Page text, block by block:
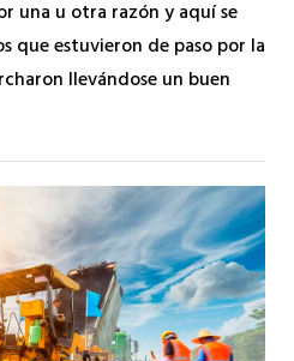
una u otra razón y aquí se
que estuvieron de paso por la
llevándose un buen